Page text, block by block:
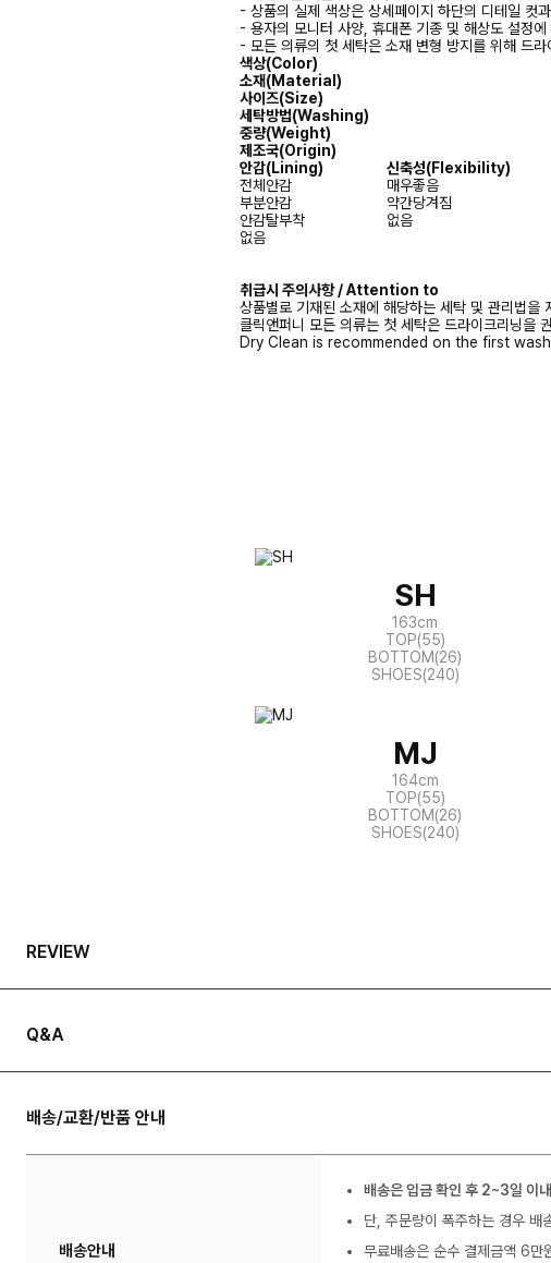
- 상품의 실제 색상은 상세페이지 하단의 디테일 컷
- 용자의 모니터 사양, 휴대폰 기종 및 해상도 설정
- 모든 의류의 첫 세탁은 소재 변형 방지를 위해 드라
색상(Color)
소재(Material)
사이즈(Size)
세탁방법(Washing)
중량(Weight)
제조국(Origin)
안감(Lining) 신축성(Flexibility)
전체안감
매우좋음
부분안감
약간당겨짐
안감탈부착
없음
없음
취급시 주의사항 / Attention to
상품별로 기재된 소재에 해당하는 세탁 및 관리법을
클릭앤퍼니 모든 의류는 첫 세탁은 드라이크리닝을
Dry Clean is recommended on the first
SH
163cm
TOP(55)
BOTTOM(26)
SHOES(240)
MJ
164cm
TOP(55)
BOTTOM(26)
SHOES(240)
REVIEW
Q&A
배송/교환/반품 안내
배송안내
배송은 입금 확인 후 2~3일 이
단, 주문량이 폭주하는 경우 배
무료배송은 순수 결제금액 6만